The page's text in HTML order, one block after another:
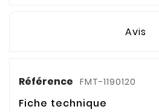
Avis
Référence FMT-1190120
Fiche technique